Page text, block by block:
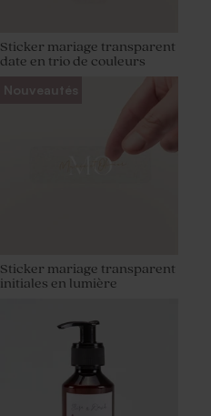
Sticker mariage transparent
date en trio de couleurs
Nouveautés
Sticker mariage transparent
initiales en lumière